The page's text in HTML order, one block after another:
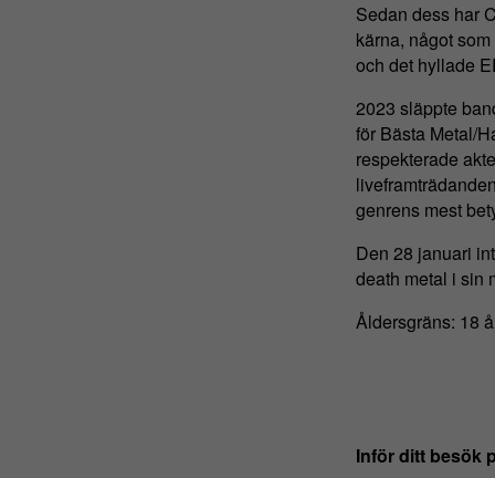
Sedan dess har
kärna, något
och det hyllade
2023 släppte
för Bästa Metal/
respekterade
genrens mest
Den 28 januari
death metal i sin
Åldersgräns: 18
Inför ditt besök